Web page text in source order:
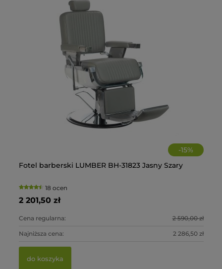
-15%
Fotel barberski LUMBER BH-31823 Jasny Szary
18 ocen
2 201,50 zł
Cena regularna: 2 590,00 zł
Najniższa cena: 2 286,50 zł
do koszyka